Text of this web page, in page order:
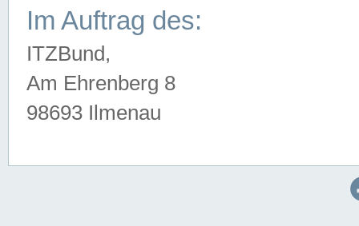
Im Auftrag des:
ITZBund,
Am Ehrenberg 8
98693 Ilmenau